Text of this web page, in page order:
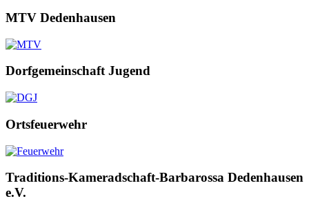
MTV Dedenhausen
Dorfgemeinschaft Jugend
Ortsfeuerwehr
Traditions-Kameradschaft-Barbarossa Dedenhausen
e.V.